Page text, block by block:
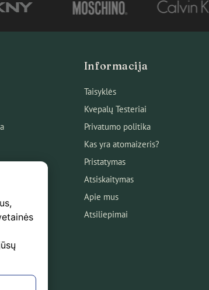
Informacija
Taisyklės
Kvepalų Testeriai
Privatumo politika
Kas yra atomaizeris?
Pristatymas
Atsiskaitymas
Apie mus
Atsiliepimai